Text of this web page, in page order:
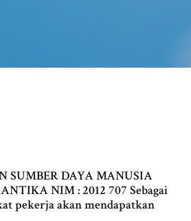
SUMBER DAYA MANUSIA
NIM : 2012 707 Sebagai
pekerja akan mendapatkan